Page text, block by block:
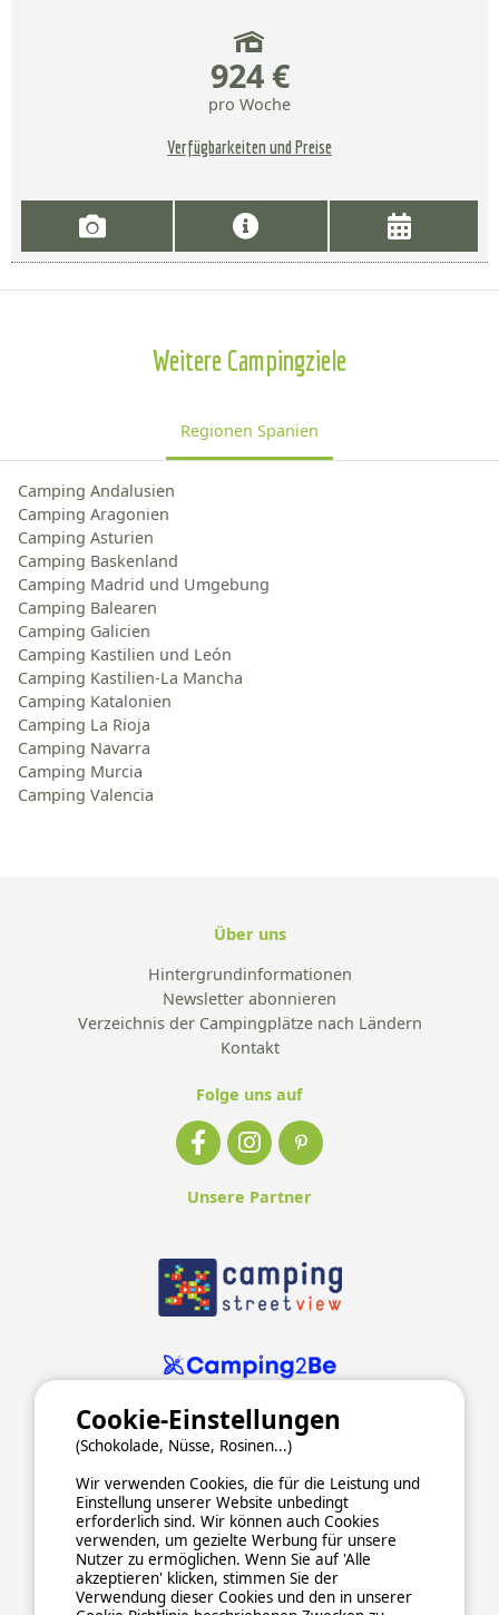
924 €
pro Woche
Verfügbarkeiten und Preise
Weitere Campingziele
Regionen Spanien
Camping Andalusien
Camping Aragonien
Camping Asturien
Camping Baskenland
Camping Madrid und Umgebung
Camping Balearen
Camping Galicien
Camping Kastilien und León
Camping Kastilien-La Mancha
Camping Katalonien
Camping La Rioja
Camping Navarra
Camping Murcia
Camping Valencia
Über uns
Hintergrundinformationen
Newsletter abonnieren
Verzeichnis der Campingplätze nach Ländern
Kontakt
Folge uns auf
Unsere Partner
ALLGEMEINE NUTZUNGSBEDINGUNGEN
DATENSCHUTZERKLÄRUNGCOOKIESIMPRESSUM
Sichere und zuverlässige Zahlungsabwicklung
Cookie-Einstellungen
(Schokolade, Nüsse, Rosinen...)
Wir verwenden Cookies, die für die Leistung und
Einstellung unserer Website unbedingt
erforderlich sind. Wir können auch Cookies
verwenden, um gezielte Werbung für unsere
Nutzer zu ermöglichen. Wenn Sie auf 'Alle
akzeptieren' klicken, stimmen Sie der
Verwendung dieser Cookies und den in unserer